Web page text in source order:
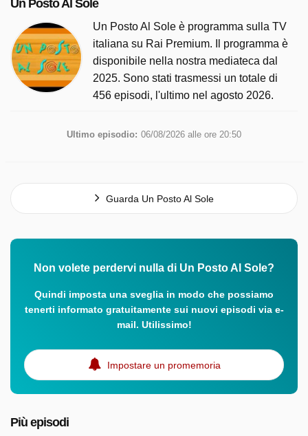
Un Posto Al Sole
Un Posto Al Sole è programma sulla TV
italiana su Rai Premium. Il programma è
disponibile nella nostra mediateca dal
2025. Sono stati trasmessi un totale di
456 episodi, l'ultimo nel agosto 2026.
Ultimo episodio: 06/08/2026 alle ore 20:50
Guarda Un Posto Al Sole
Non volete perdervi nulla di Un Posto Al Sole?
Quindi imposta una sveglia in modo che possiamo
tenerti informato gratuitamente sui nuovi episodi via e-
mail. Utilissimo!
Impostare un promemoria
Più episodi